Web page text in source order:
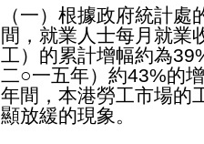
（一）根據政府統計
間，就業人士每月就業
工）的累計增幅約為
二○一五年）約43%的
年間，本港勞工市場的
顯放緩的現象。